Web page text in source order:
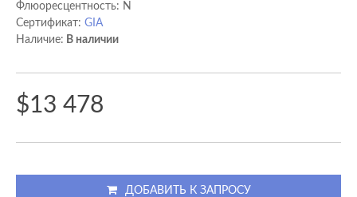
Флюоресцентность: N
Сертификат: GIA
Наличие: В наличии
$13 478
ДОБАВИТЬ К ЗАПРОСУ